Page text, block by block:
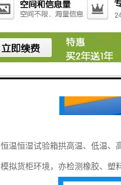
恒温恒湿试验箱拱高温、低温、
模拟货柜环境，亦检测橡胶、塑